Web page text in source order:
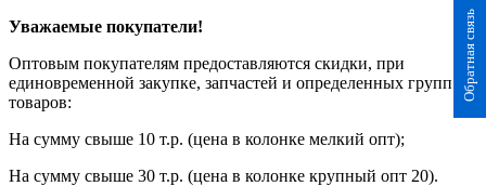
Обратная связь
Уважаемые покупатели!
Оптовым покупателям предоставляются скидки, при
единовременной закупке, запчастей и определенных групп
товаров:
На сумму свыше 10 т.р. (цена в колонке мелкий опт);
На сумму свыше 30 т.р. (цена в колонке крупный опт 20).